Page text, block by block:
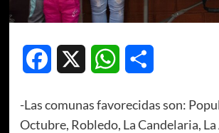
Facebook WhatsApp
-Las comunas favorecidas son:
Octubre, Robledo, La Candelaria, La